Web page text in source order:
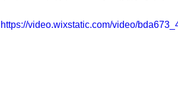
https://video.wixstatic.com/video/